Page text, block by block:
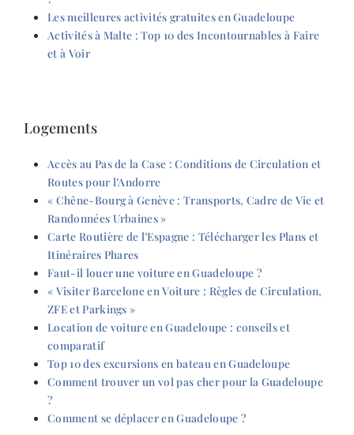
Les meilleures activités gratuites en Guadeloupe
Activités à Malte : Top 10 des Incontournables à Faire
et à Voir
Logements
Accès au Pas de la Case : Conditions de Circulation et
Routes pour l’Andorre
« Chêne-Bourg à Genève : Transports, Cadre de Vie et
Randonnées Urbaines »
Carte Routière de l’Espagne : Télécharger les Plans et
Itinéraires Phares
Faut-il louer une voiture en Guadeloupe ?
« Visiter Barcelone en Voiture : Règles de Circulation,
ZFE et Parkings »
Location de voiture en Guadeloupe : conseils et
comparatif
Top 10 des excursions en bateau en Guadeloupe
Comment trouver un vol pas cher pour la Guadeloupe
?
Comment se déplacer en Guadeloupe ?